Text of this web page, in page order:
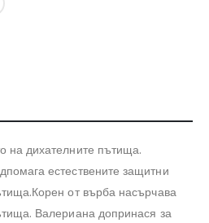
на дихателните пътища.
естествените защитни
от върба насърчава
Валериана допринася за